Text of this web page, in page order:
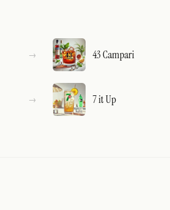
43 Campari
7 it Up